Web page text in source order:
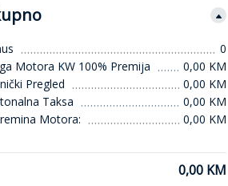
0
Motora KW 100% Premija
0,00 KM
Pregled
0,00 KM
Taksa
0,00 KM
Motora:
0,00 KM
0,00 KM